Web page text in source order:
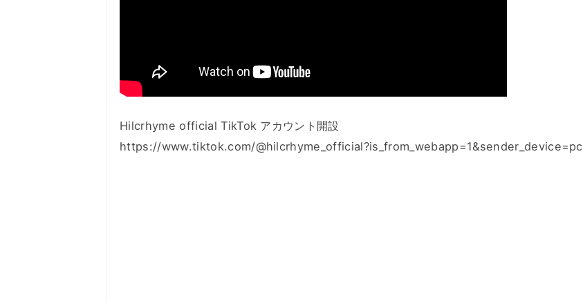
Hilcrhyme official TikTok アカウント開設
https://www.tiktok.com/@hilcrhyme_official?is_from_webapp=1&sender_device=pc